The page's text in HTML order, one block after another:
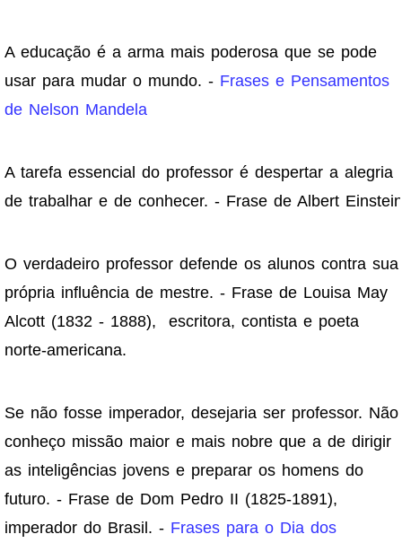
A educação é a arma mais poderosa que se pode
usar para mudar o mundo. - Frases e Pensamentos
de Nelson Mandela
A tarefa essencial do professor é despertar a alegria
de trabalhar e de conhecer. - Frase de Albert Einstein
O verdadeiro professor defende os alunos contra sua
própria influência de mestre. - Frase de Louisa May
Alcott (1832 - 1888), escritora, contista e poeta
norte-americana.
Se não fosse imperador, desejaria ser professor. Não
conheço missão maior e mais nobre que a de dirigir
as inteligências jovens e preparar os homens do
futuro. - Frase de Dom Pedro II (1825-1891),
imperador do Brasil. - Frases para o Dia dos